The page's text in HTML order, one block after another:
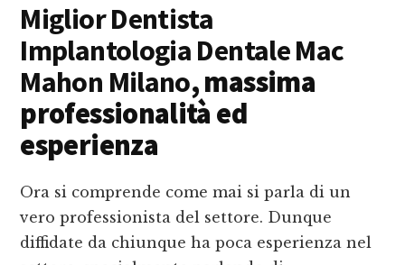
Miglior Dentista
Implantologia Dentale Mac
Mahon Milano, massima
professionalità ed
esperienza
Ora si comprende come mai si parla di un
vero professionista del settore. Dunque
diffidate da chiunque ha poca esperienza nel